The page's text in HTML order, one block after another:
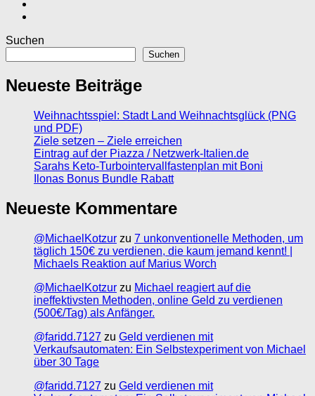
Suchen
Suchen
Neueste Beiträge
Weihnachtsspiel: Stadt Land Weihnachtsglück (PNG
und PDF)
Ziele setzen – Ziele erreichen
Eintrag auf der Piazza / Netzwerk-Italien.de
Sarahs Keto-Turbointervallfastenplan mit Boni
Ilonas Bonus Bundle Rabatt
Neueste Kommentare
@MichaelKotzur zu 7 unkonventionelle Methoden, um
täglich 150€ zu verdienen, die kaum jemand kennt! |
Michaels Reaktion auf Marius Worch
@MichaelKotzur zu Michael reagiert auf die
ineffektivsten Methoden, online Geld zu verdienen
(500€/Tag) als Anfänger.
@faridd.7127 zu Geld verdienen mit
Verkaufsautomaten: Ein Selbstexperiment von Michael
über 30 Tage
@faridd.7127 zu Geld verdienen mit